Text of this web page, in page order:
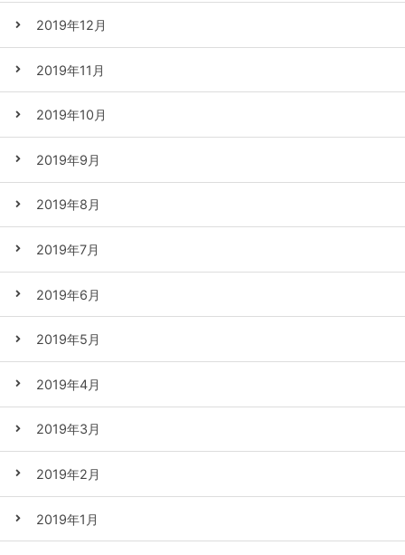
2019年12月
2019年11月
2019年10月
2019年9月
2019年8月
2019年7月
2019年6月
2019年5月
2019年4月
2019年3月
2019年2月
2019年1月